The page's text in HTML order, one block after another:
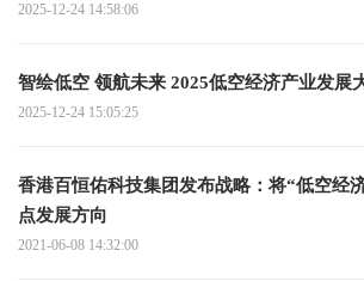
2025-12-24 14:58:06
智绘低空 领航未来 2025低空经济产业发展
2025-12-24 15:05:25
香港百恒佑科技集团发布战略：将“低空经
点发展方向
2021-06-08 14:32:00